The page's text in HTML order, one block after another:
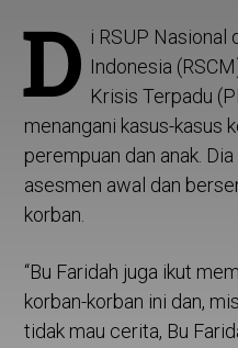
D i RSUP Nasional
Indonesia
Krisis Terpadu
menangani kasus-kasus
perempuan dan anak.
asesmen awal dan
korban.
“Bu Faridah juga ikut
korban-korban ini dan,
tidak mau cerita, Bu